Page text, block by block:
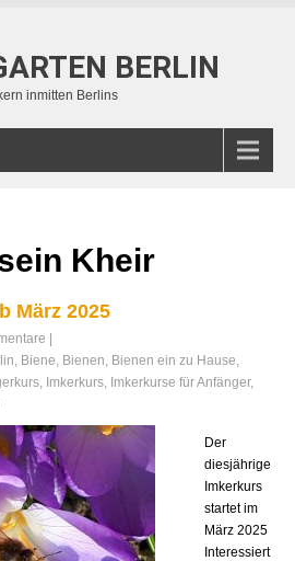
BERLIN
inmitten Berlins
Kheir
März 2025
, Biene, Bienen, Bienen ein zu Hause,
, Imkerkurs, Imkerkurse für Anfänger,
Der
diesjährige
Imkerkurs
startet im
März 2025
Interessiert